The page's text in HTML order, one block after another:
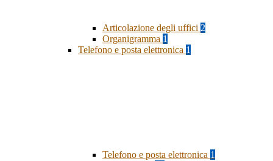
Articolazione degli uffici 2
Organigramma 1
Telefono e posta elettronica 1
Telefono e posta elettronica 1